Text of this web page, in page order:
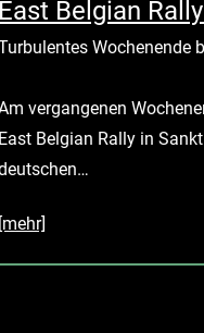
East Belgian
Wochenende
vergangenen
East Belgian Rally in
[mehr]